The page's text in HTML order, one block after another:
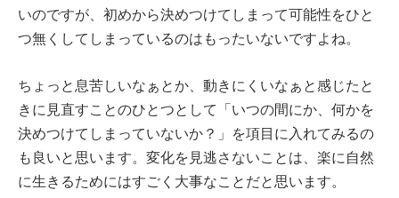
いのですが、初めから決めつけてしまって可能性をひと
つ無くしてしまっているのはもったいないですよね。
ちょっと息苦しいなぁとか、動きにくいなぁと感じたと
きに見直すことのひとつとして「いつの間にか、何かを
決めつけてしまっていないか？」を項目に入れてみるの
も良いと思います。変化を見逃さないことは、楽に自然
に生きるためにはすごく大事なことだと思います。